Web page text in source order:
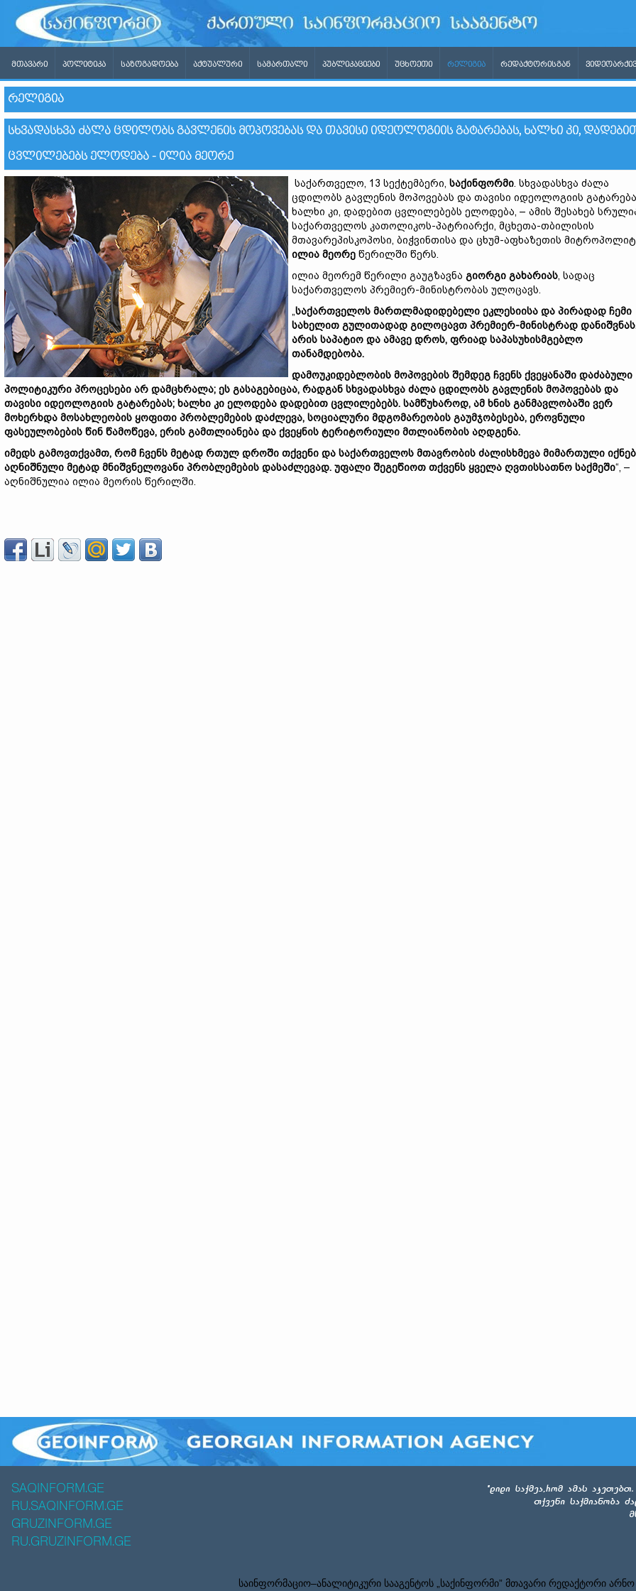
ᲛᲗᲐᲕᲐᲠᲘ ᲞᲝᲚᲘᲢᲘᲙᲐ ᲡᲐᲖᲝᲒᲐᲓᲝᲔᲑᲐ ᲐᲥᲢᲣᲐᲚᲣᲠᲘ ᲡᲐᲛᲐᲠᲗᲐᲚᲘ ᲞᲣᲑᲚᲘᲙᲐᲪᲘᲔᲑᲘ ᲣᲪᲮᲝᲔᲗᲘ ᲠᲔᲚᲘᲒᲘᲐ ᲠᲔᲓᲐᲥᲢᲝᲠᲘᲡᲒᲐᲜ
ᲠᲔᲚᲘᲒᲘᲐ
ᲡᲮᲕᲐᲓᲐᲡᲮᲕᲐ ᲫᲐᲚᲐ ᲪᲓᲘᲚᲝᲑᲡ ᲒᲐᲕᲚᲔᲜᲘᲡ ᲛᲝᲞᲝᲕᲔᲑᲐᲡ ᲓᲐ ᲗᲐᲕᲘᲡᲘ ᲘᲓᲔᲝᲚᲝᲒᲘᲘᲡ ᲒᲐᲢᲐᲠᲔᲑᲐᲡ, ᲮᲐᲚᲮᲘ ᲙᲘ,
ᲪᲕᲚᲘᲚᲔᲑᲔᲑᲡ ᲔᲚᲝᲓᲔᲑᲐ - ᲘᲚᲘᲐ ᲛᲔᲝᲠᲔ
საქართველო, 13 სექტემბერი, საქინფორმი. სხვადასხვა ძალა
ცდილობს გავლენის მოპოვებას და თავისი იდეოლოგიის
ხალხი კი, დადებით ცვლილებებს ელოდება, – ამის შესახებ
საქართველოს კათოლიკოს-პატრიარქი, მცხეთა-თბილისის
მთავარეპისკოპოსი, ბიჭვინთისა და ცხუმ-აფხაზეთის
ილია მეორე წერილში წერს.
ილია მეორემ წერილი გაუგზავნა გიორგი გახარიას, სადაც
საქართველოს პრემიერ-მინისტრობას ულოცავს.
„საქართველოს მართლმადიდებელი ეკლესიისა და პირადად ჩემი
სახელით გულითადად გილოცავთ პრემიერ-მინისტრად
არის საპატიო და ამავე დროს, ფრიად საპასუხისმგებლო
თანამდებობა.
დამოუკიდებლობის მოპოვების შემდეგ ჩვენს ქვეყანაში დაძაბული
პოლიტიკური პროცესები არ დამცხრალა; ეს გასაგებიცაა, რადგან სხვადასხვა ძალა ცდილობს გავლენის მოპოვებას და
თავისი იდეოლოგიის გატარებას; ხალხი კი ელოდება დადებით ცვლილებებს. სამწუხაროდ, ამ ხნის განმავლობაში ვერ
მოხერხდა მოსახლეობის ყოფითი პრობლემების დაძლევა, სოციალური მდგომარეობის გაუმჯობესება, ეროვნული
ფასეულობების წინ წამოწევა, ერის გამთლიანება და ქვეყნის ტერიტორიული მთლიანობის აღდგენა.
იმედს გამოვთქვამთ, რომ ჩვენს მეტად რთულ დროში თქვენი და საქართველოს მთავრობის ძალისხმევა მიმართული
აღნიშნული მეტად მნიშვნელოვანი პრობლემების დასაძლევად. უფალი შეგეწიოთ თქვენს ყველა ღვთისსათნო საქმეში“, –
აღნიშნულია ილია მეორის წერილში.
SAQINFORM.GE
RU.SAQINFORM.GE
GRUZINFORM.GE
RU.GRUZINFORM.GE
საინფორმაციო–ანალიტიკური სააგენტოს „საქინფორმი” მთავარი რედაქტორი